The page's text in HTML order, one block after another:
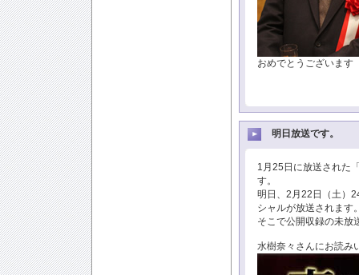
おめでとうございます
明日放送です。
1月25日に放送された
す。
明日、2月22日（土）
シャルが放送されます
そこで公開収録の未放
水樹奈々さんにお読み